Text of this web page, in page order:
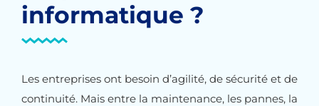
informatique ?
Les entreprises ont besoin d’agilité, de sécurité et de
continuité. Mais entre la maintenance, les pannes, la